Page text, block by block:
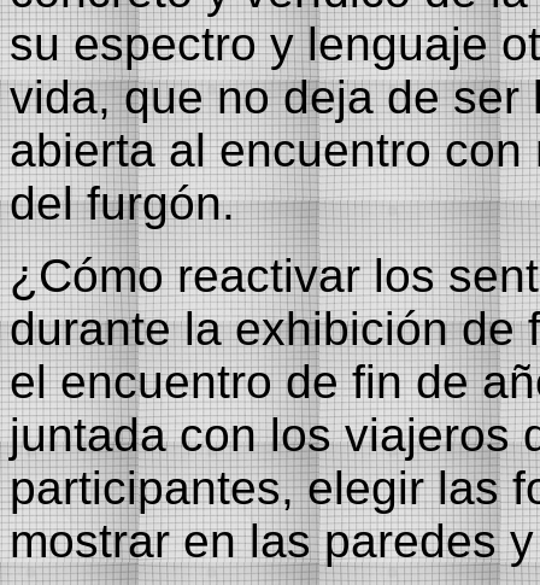
su espectro y lenguaje
vida, que no deja de
abierta al encuentro
del furgón.
¿Cómo reactivar los
durante la exhibición de
el encuentro de fin de
juntada con los viajeros
participantes, elegir las
mostrar en las paredes